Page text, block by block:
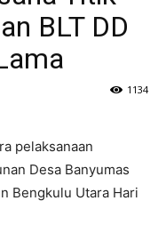
BLT DD
1134
pelaksanaan
Desa Banyumas
Bengkulu Utara Hari